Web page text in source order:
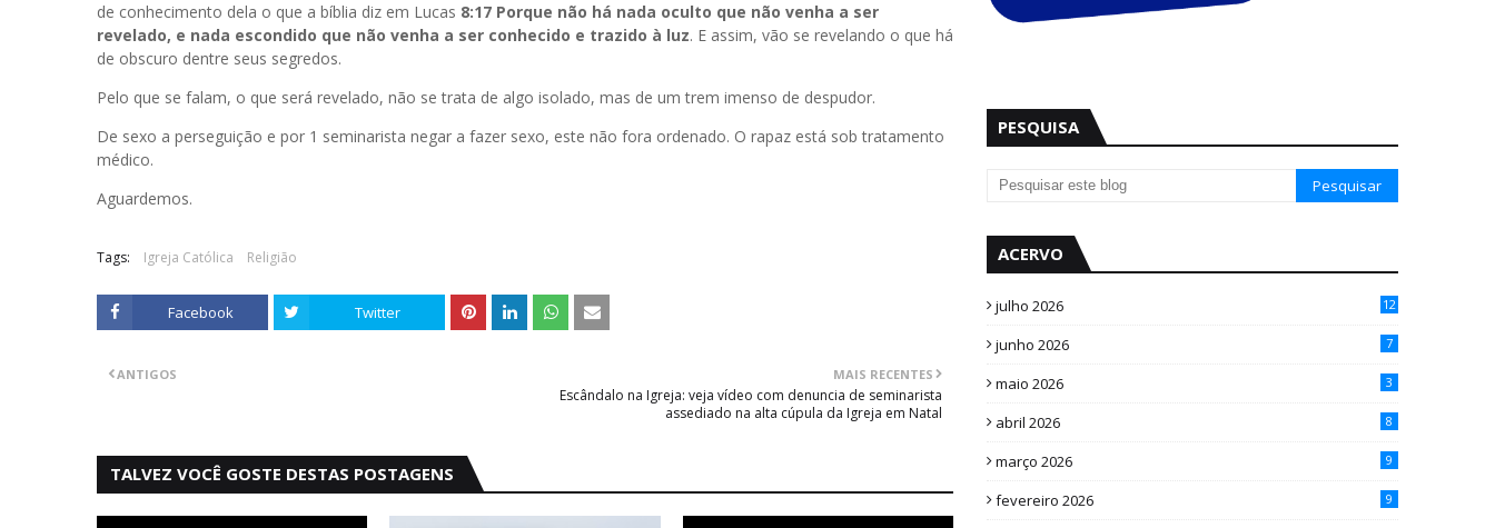
de conhecimento dela o que a bíblia diz em Lucas 8:17 Porque não há nada oculto que não venha a ser
revelado, e nada escondido que não venha a ser conhecido e trazido à luz. E assim, vão se revelando o que há
de obscuro dentre seus segredos.
Pelo que se falam, o que será revelado, não se trata de algo isolado, mas de um trem imenso de despudor.
De sexo a perseguição e por 1 seminarista negar a fazer sexo, este não fora ordenado. O rapaz está sob tratamento
médico.
Aguardemos.
Tags: Igreja Católica Religião
Facebook Twitter
MAIS RECENTES
Escândalo na Igreja: veja vídeo com denuncia de seminarista
assediado na alta cúpula da Igreja em Natal
ANTIGOS
TALVEZ VOCÊ GOSTE DESTAS POSTAGENS
PESQUISA
ACERVO
julho 2026 12
junho 2026 7
maio 2026 3
abril 2026 8
março 2026 9
fevereiro 2026 9